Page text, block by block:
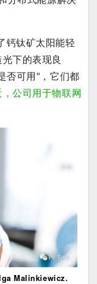
钙钛矿太阳能轻
下的表现良
否可用"，它们都
，公司用于物联网
Malinkiewicz.